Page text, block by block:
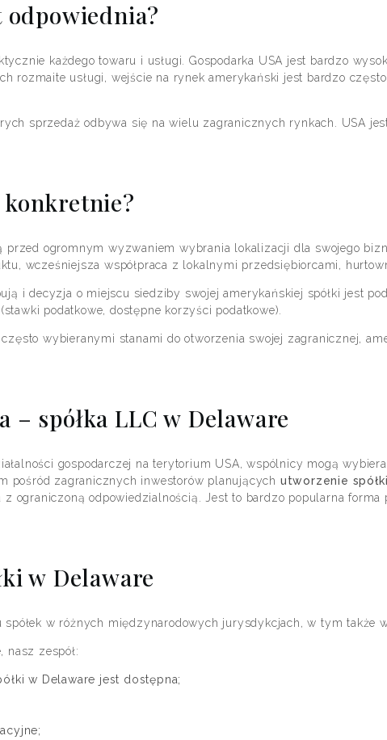
odpowiednia?
każdego towaru i usługi. Gospodarka USA jest bardzo
rozmaite usługi, wejście na rynek amerykański jest bardzo
sprzedaż odbywa się na wielu zagranicznych rynkach. USA
ogromnym wyzwaniem wybrania lokalizacji dla swojego
wcześniejsza współpraca z lokalnymi przedsiębiorcami,
i decyzja o miejscu siedziby swojej amerykańskiej spółki jest
podatkowe, dostępne korzyści podatkowe).
wybieranymi stanami do otworzenia swojej zagranicznej,
spółka LLC w Delaware
gospodarczej na terytorium USA, wspólnicy mogą
pośród zagranicznych inwestorów planujących utworzenie
ograniczoną odpowiedzialnością. Jest to bardzo popularna forma
w Delaware
spółek w różnych międzynarodowych jurysdykcjach, w tym także
nasz zespół:
w Delaware jest dostępna;